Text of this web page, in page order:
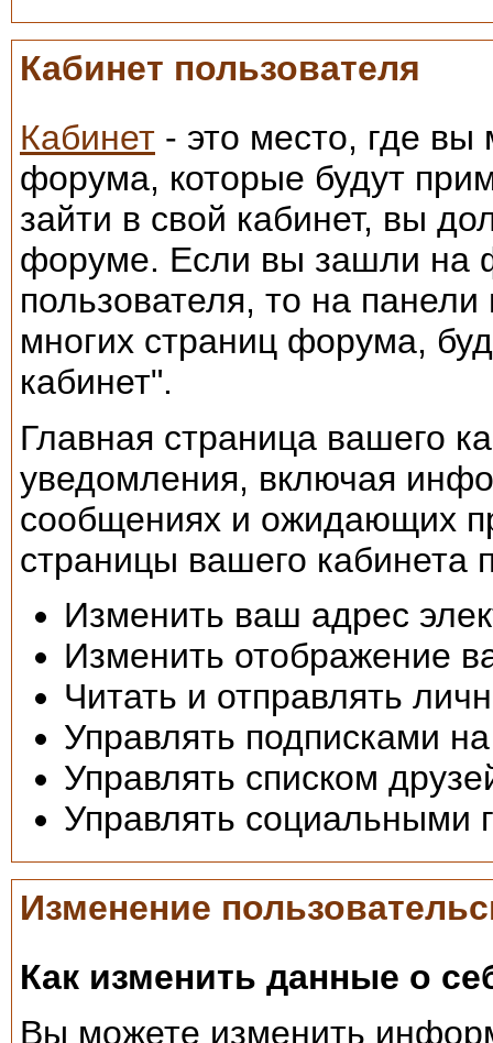
Кабинет пользователя
Кабинет - это место, где вы
форума, которые будут
зайти в свой кабинет, вы
форуме. Если вы зашли на
пользователя, то на
многих страниц форума,
кабинет".
Главная страница вашего
уведомления, включая
сообщениях и ожидающих
страницы вашего кабинета
Изменить ваш адрес
Изменить отображение
Читать и отправлять
Управлять подписками
Управлять списком
Управлять социальными
Изменение
Как изменить данные о
Вы можете изменить